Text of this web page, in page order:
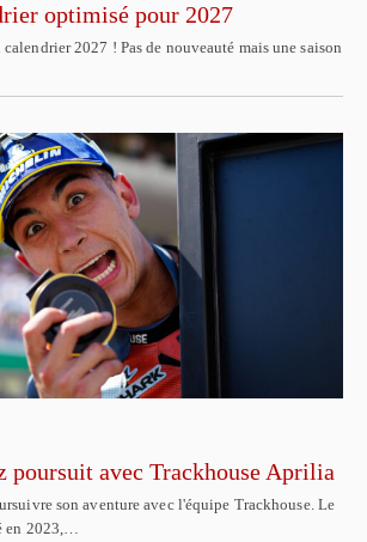
optimisé pour 2027
2027 ! Pas de nouveauté mais une saison
poursuit avec Trackhouse Aprilia
son aventure avec l'équipe Trackhouse. Le
en 2023,…